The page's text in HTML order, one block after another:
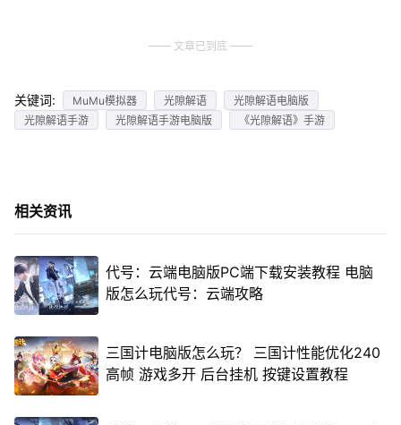
文章已到底
关键词: MuMu模拟器 光隙解语
光隙解语电脑版
光隙解语手游
光隙解语手游电脑版 《光隙解语》手游
相关资讯
代号：云端电脑版PC端下载安装教程 电脑
版怎么玩代号：云端攻略
三国计电脑版怎么玩？ 三国计性能优化240
高帧 游戏多开 后台挂机 按键设置教程